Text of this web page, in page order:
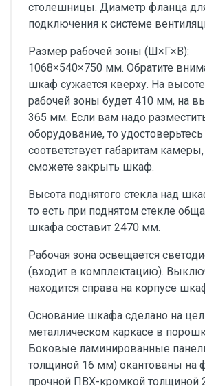
столешницы. Диаметр фланца
подключения к системе
Размер рабочей зоны (Ш×Г×В):
1068×540×750 мм. Обратите
шкаф сужается кверху. На
рабочей зоны будет 410 мм, на
365 мм. Если вам надо
оборудование, то
соответствует габаритам
сможете закрыть шкаф.
Высота поднятого стекла над
то есть при поднятом стекле
шкафа составит 2470 мм.
Рабочая зона освещается
(входит в комплектацию).
находится справа на корпусе
Основание шкафа сделано на
металлическом каркасе в
Боковые ламинированные
толщиной 16 мм) окантованы на
прочной ПВХ-кромкой толщиной